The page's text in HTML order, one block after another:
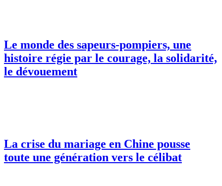
Le monde des sapeurs-pompiers, une
histoire régie par le courage, la solidarité,
le dévouement
La crise du mariage en Chine pousse
toute une génération vers le célibat